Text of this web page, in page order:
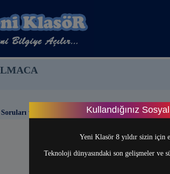
Kullandığınız
Yeni Klasör 8 yıldır sizin için
Teknoloji dünyasındaki son gelişmeler
ve Bilmeceler